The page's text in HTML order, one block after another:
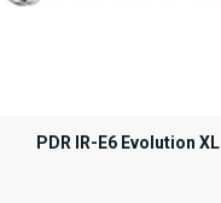
PDR IR-E6 Evolution XL